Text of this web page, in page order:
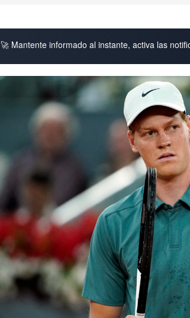
🚀 Mantente informado al instante, activa las